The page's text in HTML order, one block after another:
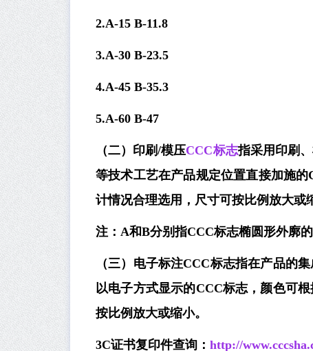
2.A-15 B-11.8
3.A-30 B-23.5
4.A-45 B-35.3
5.A-60 B-47
（二）印刷/模压CCC标志指采用印刷
等技术工艺在产品规定位置直接加施
计情况合理选用，尺寸可按比例放大或
注：A和B分别指CCC标志椭圆形外廓
（三）电子标注CCC标志指在产品的
以电子方式显示的CCC标志，颜色可
按比例放大或缩小。
3C证书复印件查询： http://